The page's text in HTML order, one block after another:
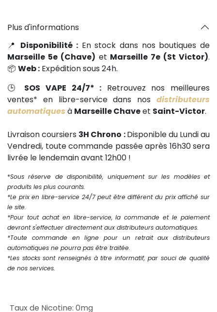
Plus d'informations
📍 Disponibilité : En stock dans nos boutiques de
Marseille 5e (Chave) et Marseille 7e (St Victor).
📦 Web : Expédition sous 24h.
🕒 SOS VAPE 24/7* : Retrouvez nos meilleures
ventes* en libre-service dans nos distributeurs
automatiques à Marseille Chaveet Saint-Victor.
Livraison coursiers 3H Chrono :Disponible du Lundi au
Vendredi, toute commande passée après 16h30 sera
livrée le lendemain avant 12h00 !
*Sous réserve de disponibilité, uniquement sur les modèles et
produits les plus courants.
*Le prix en libre-service 24/7 peut être différent du prix affiché sur
le site.
*Pour tout achat en libre-service, la commande et le paiement
devront s'effectuer directement aux distributeurs automatiques.
*Toute commande en ligne pour un retrait aux distributeurs
automatiques ne pourra pas être traitée.
*Les stocks sont renseignés à titre informatif, par souci de qualité
de nos services.
Taux de Nicotine: 0mg